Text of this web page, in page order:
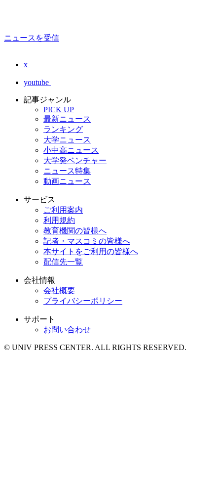
ニュースを受信
x
youtube
記事ジャンル
PICK UP
最新ニュース
ランキング
大学ニュース
小中高ニュース
大学発ベンチャー
ニュース特集
動画ニュース
サービス
ご利用案内
利用規約
教育機関の皆様へ
記者・マスコミの皆様へ
本サイトをご利用の皆様へ
配信先一覧
会社情報
会社概要
プライバシーポリシー
サポート
お問い合わせ
© UNIV PRESS CENTER. ALL RIGHTS RESERVED.